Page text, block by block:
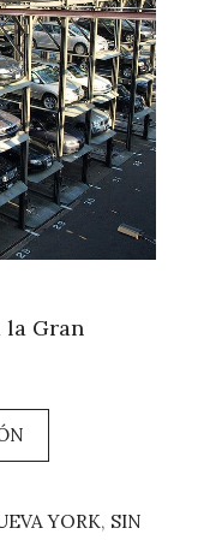
la Gran
YORK, SIN